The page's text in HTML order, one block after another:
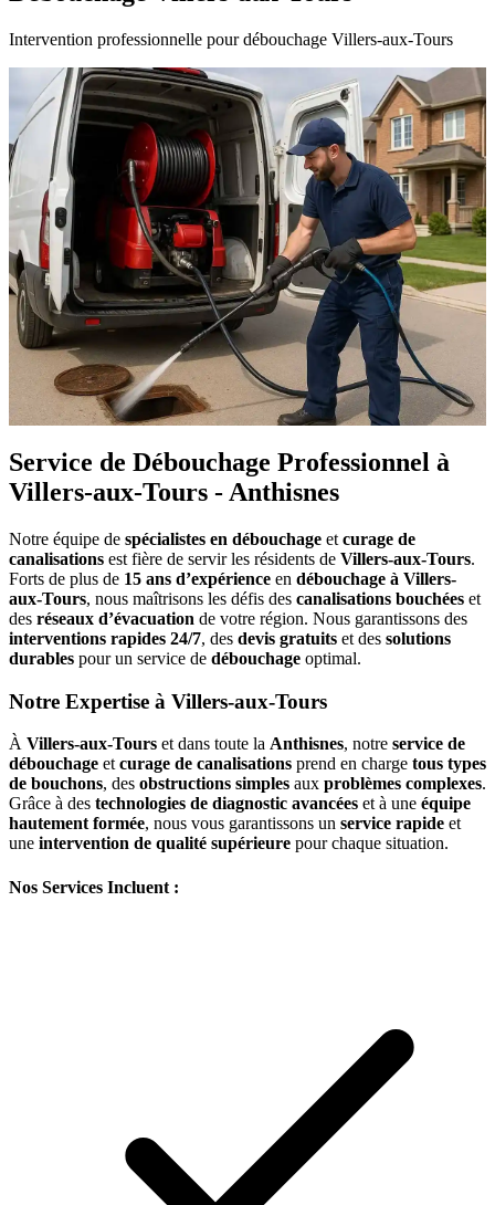
Intervention professionnelle pour débouchage Villers-aux-Tours
Service de Débouchage Professionnel à
Villers-aux-Tours - Anthisnes
Notre équipe de spécialistes en débouchage et curage de
canalisations est fière de servir les résidents de Villers-aux-Tours.
Forts de plus de 15 ans d’expérience en débouchage à Villers-
aux-Tours, nous maîtrisons les défis des canalisations bouchées et
des réseaux d’évacuation de votre région. Nous garantissons des
interventions rapides 24/7, des devis gratuits et des solutions
durables pour un service de débouchage optimal.
Notre Expertise à Villers-aux-Tours
À Villers-aux-Tours et dans toute la Anthisnes, notre service de
débouchage et curage de canalisations prend en charge tous types
de bouchons, des obstructions simples aux problèmes complexes.
Grâce à des technologies de diagnostic avancées et à une équipe
hautement formée, nous vous garantissons un service rapide et
une intervention de qualité supérieure pour chaque situation.
Nos Services Incluent :